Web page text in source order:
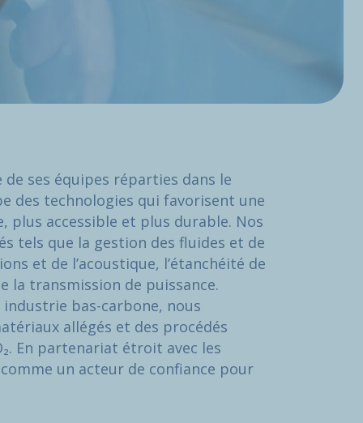
ses équipes réparties dans le
des technologies qui favorisent une
accessible et plus durable. Nos
tels que la gestion des fluides et de
et de l’acoustique, l’étanchéité de
la transmission de puissance.
bas-carbone, nous
allégés et des procédés
En partenariat étroit avec les
un acteur de confiance pour